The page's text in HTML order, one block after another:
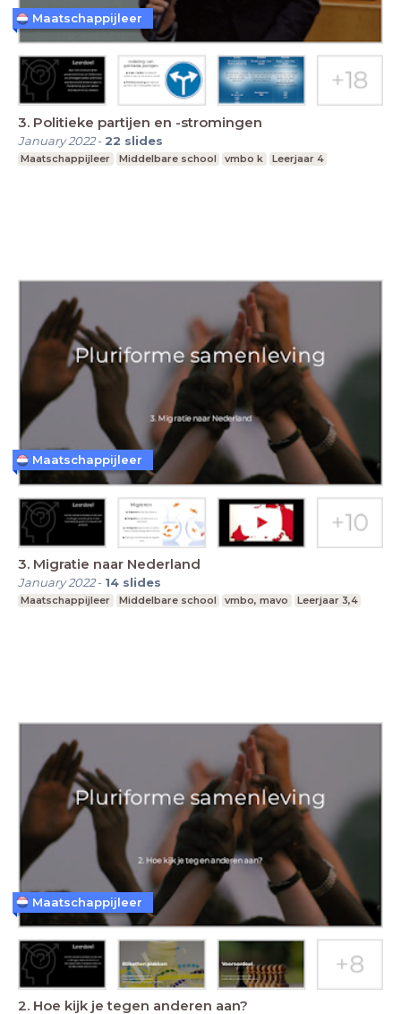
3. Politieke partijen en -stromingen
January 2022- 22 slides
Maatschappijleer Middelbare school vmbo k Leerjaar 4
Maatschappijleer
3. Migratie naar Nederland
January 2022- 14 slides
Maatschappijleer Middelbare school vmbo, mavo Leerjaar 3,4
Maatschappijleer
2. Hoe kijk je tegen anderen aan?
Maatschappijleer